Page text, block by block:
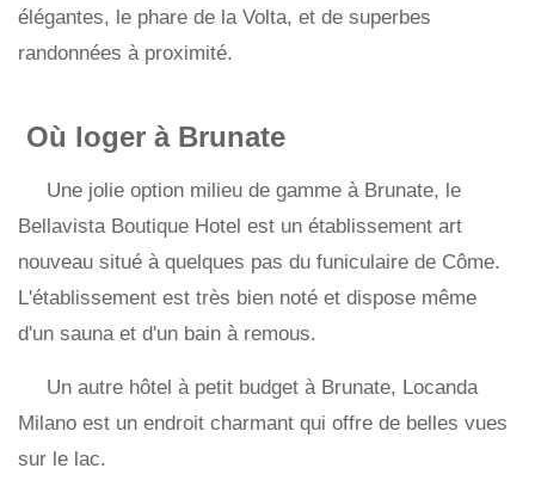
élégantes, le phare de la Volta, et de superbes
randonnées à proximité.
Où loger à Brunate
Une jolie option milieu de gamme à Brunate, le
Bellavista Boutique Hotel est un établissement art
nouveau situé à quelques pas du funiculaire de Côme.
L'établissement est très bien noté et dispose même
d'un sauna et d'un bain à remous.
Un autre hôtel à petit budget à Brunate, Locanda
Milano est un endroit charmant qui offre de belles vues
sur le lac.